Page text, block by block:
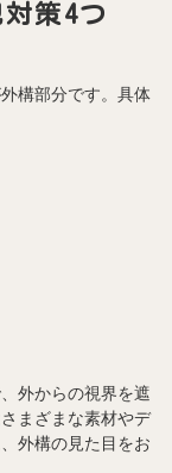
策4つ
構部分です。具体
外からの視界を遮
まざまな素材やデ
外構の見た目をお